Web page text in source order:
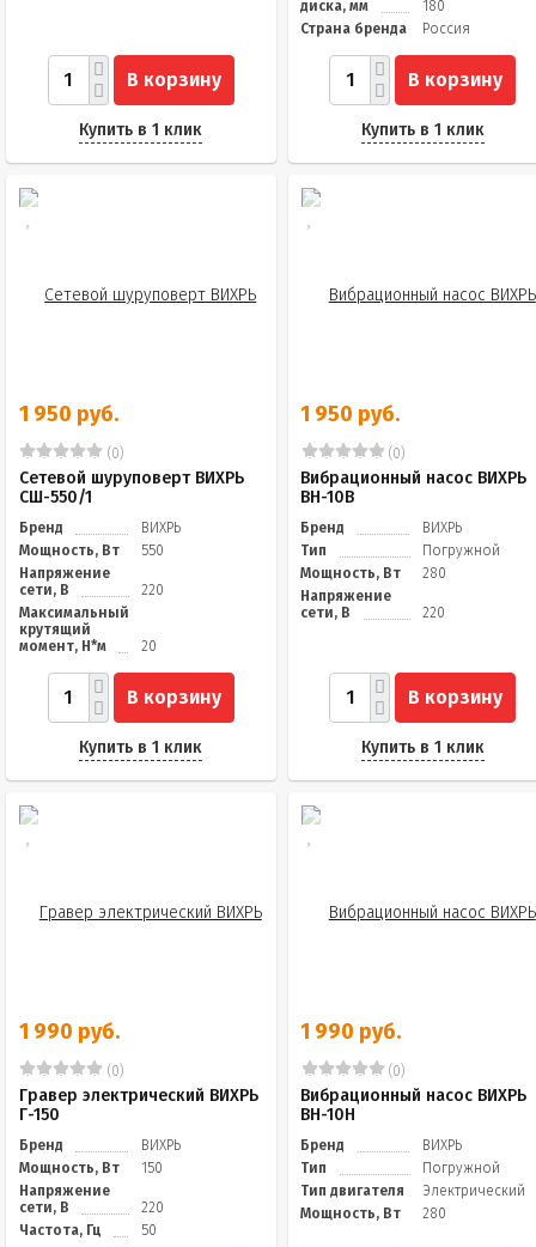
В корзину
Купить в 1 клик
диска, мм
180
Страна бренда
Россия
В корзину
Купить в 1 клик
1 950 руб.
(0)
Сетевой шуруповерт ВИХРЬ
СШ-550/1
Бренд
ВИХРЬ
Мощность, Вт
550
Напряжение
сети, В
220
Максимальный
крутящий
момент, Н*м
20
В корзину
Купить в 1 клик
1 950 руб.
(0)
Вибрационный насос ВИХРЬ
ВН-10В
Бренд
ВИХРЬ
Тип
Погружной
Мощность, Вт
280
Напряжение
сети, В
220
В корзину
Купить в 1 клик
1 990 руб.
(0)
Гравер электрический ВИХРЬ
Г-150
Бренд
ВИХРЬ
Мощность, Вт
150
Напряжение
сети, В
220
Частота, Гц
50
1 990 руб.
(0)
Вибрационный насос ВИХРЬ
ВН-10Н
Бренд
ВИХРЬ
Тип
Погружной
Тип двигателя
Электрический
Мощность, Вт
280